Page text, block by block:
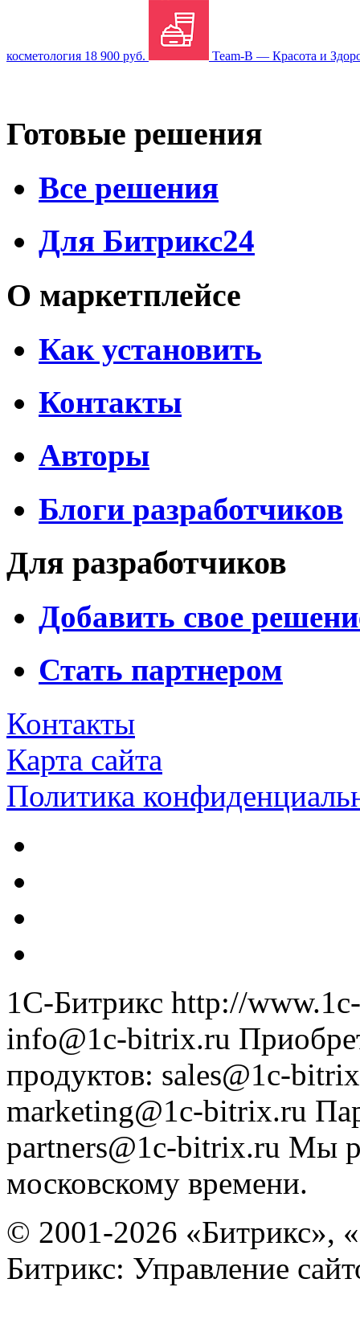
косметология 18 900 руб. Team-B — Красота и
Готовые решения
Все решения
Для Битрикс24
О маркетплейсе
Как установить
Контакты
Авторы
Блоги разработчиков
Для разработчиков
Добавить свое
Стать партнером
Контакты
Карта сайта
Политика
1С-Битрикс http://
info@1c-bitrix.ru
продуктов: sales@1c-
marketing@1c-bitrix.ru
partners@1c-bitrix.ru Мы
московскому времени.
© 2001-2026 «Битрикс»,
Битрикс: Управление